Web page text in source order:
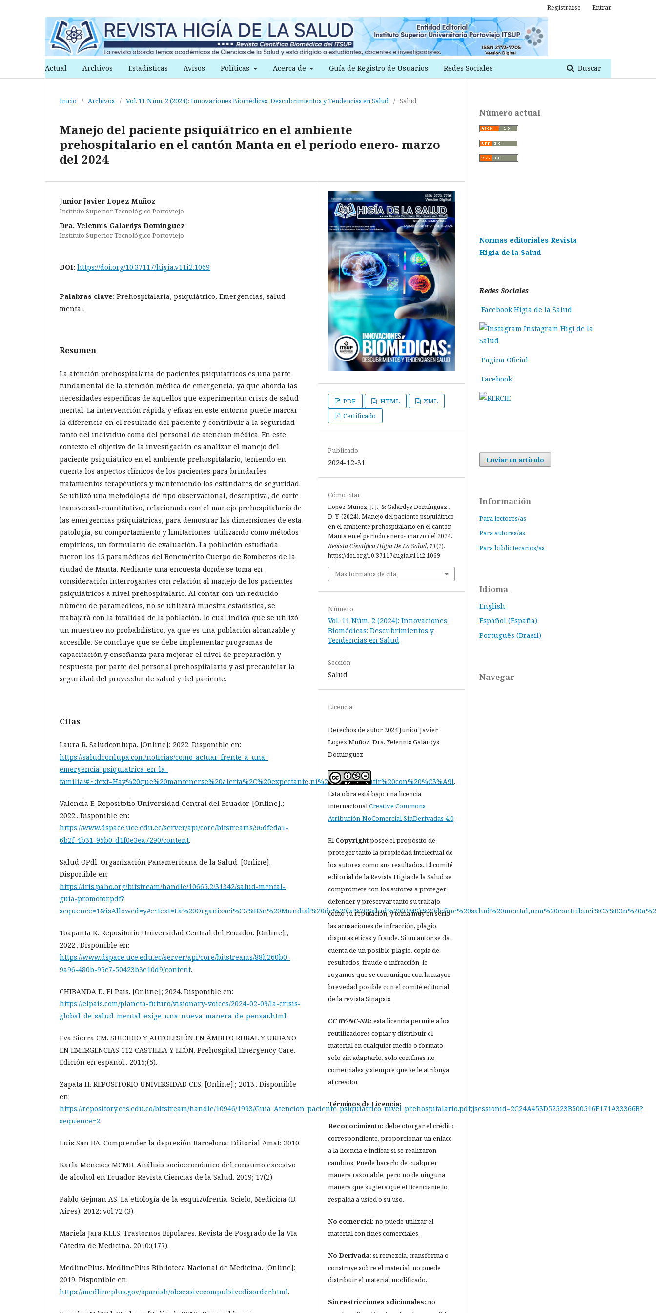
Actual Archivos Estadísticas Avisos Políticas Acerca de Guía de Registro de Usuarios Redes Sociales Buscar
Registrarse Entrar
Inicio / Archivos / Vol. 11 Núm. 2 (2024): Innovaciones Biomédicas: Descubrimientos y Tendencias en Salud / Salud
Manejo del paciente psiquiátrico en el ambiente
prehospitalario en el cantón Manta en el periodo enero- marzo
del 2024
Junior Javier Lopez Muñoz
Instituto Superior Tecnológico Portoviejo
Dra. Yelennis Galardys Domínguez
Instituto Superior Tecnológico Portoviejo
DOI: https://doi.org/10.37117/higia.v11i2.1069
Palabras clave: Prehospitalaria, psiquiátrico, Emergencias, salud
mental.
Resumen
La atención prehospitalaria de pacientes psiquiátricos es una parte
fundamental de la atención médica de emergencia, ya que aborda las
necesidades específicas de aquellos que experimentan crisis de salud
mental. La intervención rápida y eficaz en este entorno puede marcar
la diferencia en el resultado del paciente y contribuir a la seguridad
tanto del individuo como del personal de atención médica. En este
contexto el objetivo de la investigación es analizar el manejo del
paciente psiquiátrico en el ambiente prehospitalario, teniendo en
cuenta los aspectos clínicos de los pacientes para brindarles
tratamientos terapéuticos y manteniendo los estándares de seguridad.
Se utilizó una metodología de tipo observacional, descriptiva, de corte
transversal-cuantitativo, relacionada con el manejo prehospitalario de
las emergencias psiquiátricas, para demostrar las dimensiones de esta
patología, su comportamiento y limitaciones. utilizando como métodos
empíricos, un formulario de evaluación. La población estudiada
fueron los 15 paramédicos del Benemérito Cuerpo de Bomberos de la
ciudad de Manta. Mediante una encuesta donde se toma en
consideración interrogantes con relación al manejo de los pacientes
psiquiátricos a nivel prehospitalario. Al contar con un reducido
número de paramédicos, no se utilizará muestra estadística, se
trabajará con la totalidad de la población, lo cual indica que se utilizó
un muestreo no probabilístico, ya que es una población alcanzable y
accesible. Se concluye que se debe implementar programas de
capacitación y enseñanza para mejorar el nivel de preparación y
respuesta por parte del personal prehospitalario y así precautelar la
seguridad del proveedor de salud y del paciente.
Citas
Laura R. Saludconlupa. [Online]; 2022. Disponible en:
https://saludconlupa.com/noticias/como-actuar-frente-a-una-
emergencia-psiquiatrica-en-la-
familia/#:~:text=Hay%20que%20mantenerse%20alerta%2C%20expectante,ni%20de%20discutir%20con%20%C3%A9l.
Valencia E. Repositotio Universidad Central del Ecuador. [Online].;
2022.. Disponible en:
https://www.dspace.uce.edu.ec/server/api/core/bitstreams/96dfeda1-
6b2f-4b31-95b0-d1f0e3ea7290/content.
Salud OPdl. Organización Panamericana de la Salud. [Online].
Disponible en:
https://iris.paho.org/bitstream/handle/10665.2/31342/salud-mental-
guia-promotor.pdf?
Toapanta K. Repositorio Universidad Central del Ecuador. [Online].;
2022.. Disponible en:
https://www.dspace.uce.edu.ec/server/api/core/bitstreams/88b260b0-
9a96-480b-95c7-50423b3e10d9/content.
CHIBANDA D. El País. [Online]; 2024. Disponible en:
https://elpais.com/planeta-futuro/visionary-voices/2024-02-09/la-crisis-
global-de-salud-mental-exige-una-nueva-manera-de-pensar.html.
Eva Sierra CM. SUICIDIO Y AUTOLESIÓN EN ÁMBITO RURAL Y URBANO
EN EMERGENCIAS 112 CASTILLA Y LEÓN. Prehospital Emergency Care.
Edición en español.. 2015;(5).
Zapata H. REPOSITORIO UNIVERSIDAD CES. [Online].; 2013.. Disponible
en:
https://repository.ces.edu.co/bitstream/handle/10946/1993/Guia_Atencion_paciente_psiquiatrico_nivel_prehospitalario.pdf;jsessionid=2C24A453D52523B500516E171A33366B?
sequence=2.
Luis San BA. Comprender la depresión Barcelona: Editorial Amat; 2010.
Karla Meneses MCMB. Análisis socioeconómico del consumo excesivo
de alcohol en Ecuador. Revista Ciencias de la Salud. 2019; 17(2).
Pablo Gejman AS. La etiología de la esquizofrenia. Scielo, Medicina (B.
Aires). 2012; vol.72 (3).
Mariela Jara KLLS. Trastornos Bipolares. Revista de Posgrado de la VIa
Cátedra de Medicina. 2010;(177).
MedlinePlus. MedlinePlus Biblioteca Nacional de Medicina. [Online];
2019. Disponible en:
https://medlineplus.gov/spanish/obsessivecompulsivedisorder.html.
PDF HTML
XML
Certificado
Publicado
2024-12-31
Cómo citar
Lopez Muñoz, J. J., & Galardys Domínguez ,
D. Y. (2024). Manejo del paciente psiquiátrico
en el ambiente prehospitalario en el cantón
Manta en el periodo enero- marzo del 2024.
Revista Científica Higía De La Salud, 11(2).
https://doi.org/10.37117/higia.v11i2.1069
Más formatos de cita
Número
Vol. 11 Núm. 2 (2024): Innovaciones
Biomédicas: Descubrimientos y
Tendencias en Salud
Sección
Salud
Licencia
Derechos de autor 2024 Junior Javier
Lopez Muñoz, Dra. Yelennis Galardys
Domínguez
Esta obra está bajo una licencia
internacionalCreative Commons
Atribución-NoComercial-SinDerivadas 4.0.
ElCopyrightposee el propósito de
proteger tanto la propiedad intelectual de
los autores como sus resultados. El comité
editorial de la Revista Higia de la Salud se
compromete con los autores a proteger,
defender y preservar tanto su trabajo
como su reputación, y toma muy en serio
las acusaciones de infracción, plagio,
disputas éticas y fraude. Si un autor se da
cuenta de un posible plagio, copia de
resultados, fraude o infracción, le
rogamos que se comunique con la mayor
brevedad posible con el comité editorial
de la revista Sinapsis.
CC BY-NC-ND: esta licencia permite a los
reutilizadores copiar y distribuir el
material en cualquier medio o formato
solo sin adaptarlo, solo con fines no
comerciales y siempre que se le atribuya
al creador.
Términos de Licencia:
Reconocimiento: debe otorgar el crédito
correspondiente, proporcionar un enlace
a la licencia e indicar si se realizaron
cambios. Puede hacerlo de cualquier
manera razonable, pero no de ninguna
manera que sugiera que el licenciante lo
respalda a usted o su uso.
No comercial: no puede utilizar el
material con fines comerciales.
No Derivada: si remezcla, transforma o
construye sobre el material, no puede
distribuir el material modificado.
Sin restricciones adicionales: no
Número actual
Normas editoriales Revista
Higía de la Salud
Redes Sociales
Facebook Higia de la Salud
Instagram Higi de la
Salud
Pagina Oficial
Facebook
Enviar un artículo
Información
Para lectores/as
Para autores/as
Para bibliotecarios/as
Idioma
English
Español (España)
Português (Brasil)
Navegar